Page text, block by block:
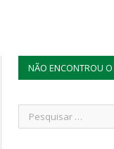
NÃO ENCONTROU